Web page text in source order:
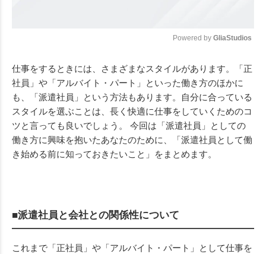
Powered by GliaStudios
仕事をするときには、さまざまなスタイルがあります。「正
社員」や「アルバイト・パート」といった働き方のほかに
も、「派遣社員」という方法もあります。自分に合っている
スタイルを選ぶことは、長く快適に仕事をしていくためのコ
ツと言っても良いでしょう。 今回は「派遣社員」としての
働き方に興味を抱いたあなたのために、「派遣社員として働
き始める前に知っておきたいこと」をまとめます。
■派遣社員と会社との関係性について
これまで「正社員」や「アルバイト・パート」として仕事を